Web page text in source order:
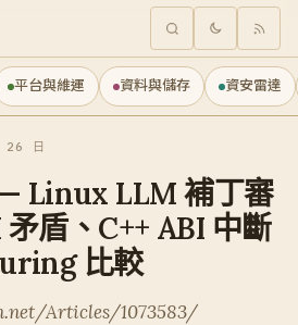
平台與維運 資料與儲存 資安雷達
日
Linux LLM 補丁審
盾、C++ ABI 中斷
比較
Articles/1073583/